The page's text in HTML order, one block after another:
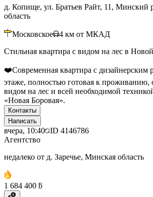
д. Копище, ул. Братьев Райт, 11, Минский
область
Московское 4 км от МКАД
Стильная квартира с видом на лес в
❤️Современная квартира с дизайнерским
этаже, полностью готовая к
видом на лес и всей необходимой
«Новая Боровая».
Контакты
Написать
вчера, 10:40 ID 4146786
Агентство
недалеко от д. Заречье, Минская область
1 684 400 ƃ